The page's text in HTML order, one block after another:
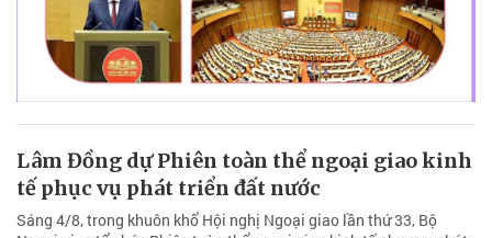
Lâm Đồng dự Phiên toàn thể ngoại giao kinh
tế phục vụ phát triển đất nước
Sáng 4/8, trong khuôn khổ Hội nghị Ngoại giao lần thứ 33, Bộ